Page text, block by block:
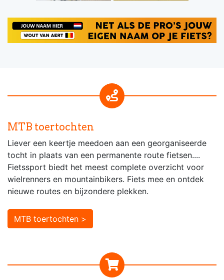
MTB toertochten
Liever een keertje meedoen aan een georganiseerde
tocht in plaats van een permanente route fietsen....
Fietssport biedt het meest complete overzicht voor
wielrenners en mountainbikers. Fiets mee en ontdek
nieuwe routes en bijzondere plekken.
MTB toertochten >